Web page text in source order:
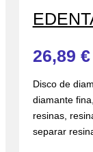
26,89 €
Disco de
diamante
resinas,
separar